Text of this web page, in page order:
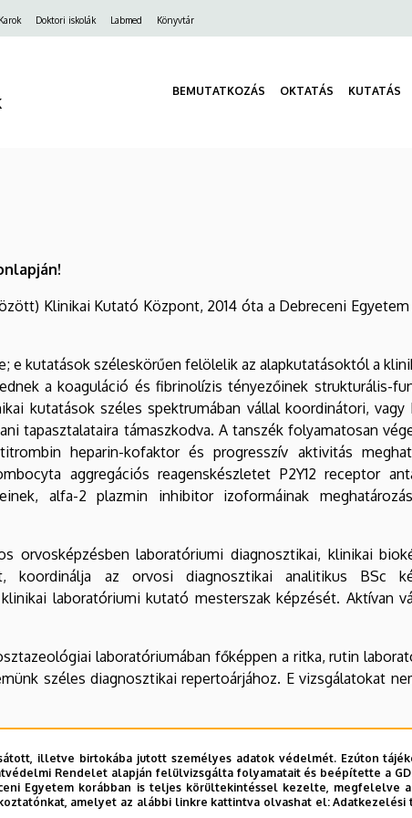
Karok Doktori iskolák Labmed Könyvtár
BEMUTATKOZÁS OKTATÁS KUTATÁS
Klinikai Kutató Központ, 2014 óta a Debreceni
kutatások széleskörűen felölelik az alapkutatásoktól a
a koaguláció és fibrinolízis tényezőinek strukturális-
kutatások széles spektrumában vállal koordinátori,
tapasztalataira támaszkodva. A tanszék folyamatosan
heparin-kofaktor és progresszív aktivitás
aggregációs reagenskészletet P2Y12 receptor
alfa-2 plazmin inhibitor izoformáinak
orvosképzésben laboratóriumi diagnosztikai, klinikai
koordinálja az orvosi diagnosztikai analitikus BSc
laboratóriumi kutató mesterszak képzését. Aktívan
laboratóriumában főképpen a ritka, rutin
széles diagnosztikai repertoárjához. E vizsgálatokat
bővebben elérhetőek ( https://elearning.med.unideb.hu/),
honlapján (https://labmed.unideb.hu/ ) is
megkeresések esetén készséggel állunk
illetve birtokába jutott személyes adatok védelmét. Ezúton
Rendelet alapján felülvizsgálta folyamatait és beépítette a
Egyetem korábban is teljes körültekintéssel kezelte, megfelelve
amelyet az alábbi linkre kattintva olvashat el:Adatkezelési